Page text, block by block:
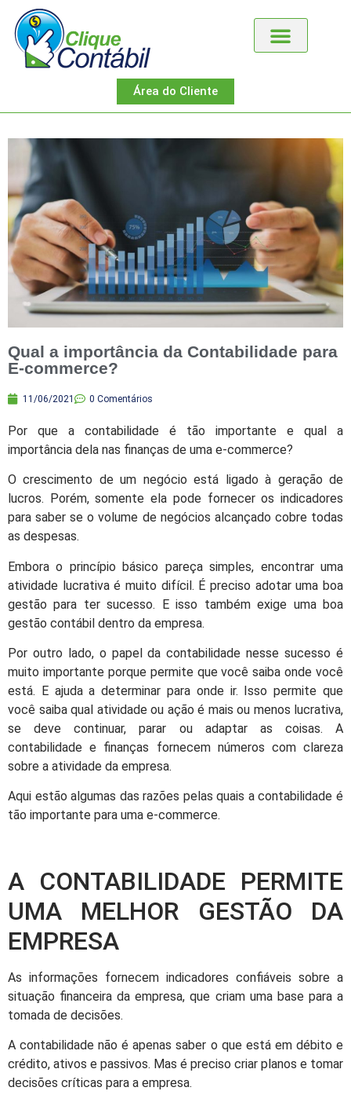
Área do Cliente
Qual a importância da Contabilidade para
E-commerce?
11/06/2021 0 Comentários
Por que a contabilidade é tão importante e qual a
importância dela nas finanças de uma e-commerce?
O crescimento de um negócio está ligado à geração de
lucros. Porém, somente ela pode fornecer os indicadores
para saber se o volume de negócios alcançado cobre todas
as despesas.
Embora o princípio básico pareça simples, encontrar uma
atividade lucrativa é muito difícil. É preciso adotar uma boa
gestão para ter sucesso. E isso também exige uma boa
gestão contábil dentro da empresa.
Por outro lado, o papel da contabilidade nesse sucesso é
muito importante porque permite que você saiba onde você
está. E ajuda a determinar para onde ir. Isso permite que
você saiba qual atividade ou ação é mais ou menos lucrativa,
se deve continuar, parar ou adaptar as coisas. A
contabilidade e finanças fornecem números com clareza
sobre a atividade da empresa.
Aqui estão algumas das razões pelas quais a contabilidade é
tão importante para uma e-commerce.
A CONTABILIDADE PERMITE
UMA MELHOR GESTÃO DA
EMPRESA
As informações fornecem indicadores confiáveis ​​sobre a
situação financeira da empresa, que criam uma base para a
tomada de decisões.
A contabilidade não é apenas saber o que está em débito e
crédito, ativos e passivos. Mas é preciso criar planos e tomar
decisões críticas para a empresa.